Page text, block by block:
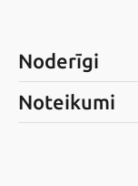
Noderīgi
Noteikumi